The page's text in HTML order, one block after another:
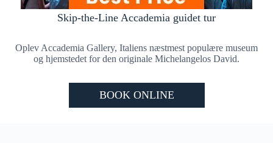
Skip-the-Line Accademia guidet tur
Oplev Accademia Gallery, Italiens næstmest populære museum
og hjemstedet for den originale Michelangelos David.
BOOK ONLINE